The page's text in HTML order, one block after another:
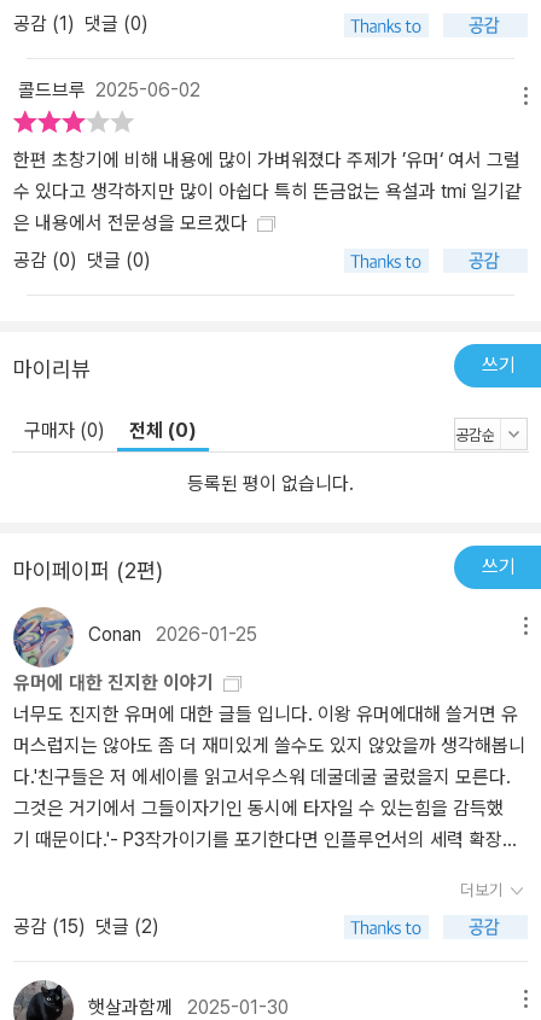
공감 (1) 댓글 (0)
콜드브루 2025-06-02
한편 초창기에 비해 내용에 많이 가벼워졌다 주제가 ’유머‘ 여서 그럴
수 있다고 생각하지만 많이 아쉽다 특히 뜬금없는 욕설과 tmi 일기같
은 내용에서 전문성을 모르겠다
공감 (0) 댓글 (0)
마이리뷰 쓰기
구매자 (0) 전체 (0)
등록된 평이 없습니다.
마이페이퍼 (2편) 쓰기
Conan 2026-01-25
유머에 대한 진지한 이야기
너무도 진지한 유머에 대한 글들 입니다. 이왕 유머에대해 쓸거면 유
머스럽지는 않아도 좀 더 재미있게 쓸수도 있지 않았을까 생각해봅니
다.'친구들은 저 에세이를 읽고서우스워 데굴데굴 굴렀을지 모른다.
그것은 거기에서 그들이자기인 동시에 타자일 수 있는힘을 감득했
기 때문이다.'- P3작가이기를 포기한다면 인플루언서의 세력 확장에
다. 그리고 질병의 정신적 고통은 그 사실을 깨닫는 것으로 시작된다.
- P75문제의 핵심은 언뜻 납득하기 쉬운 무언가에 기댄다는 비겁
함 그 자체다.- P135유머는 그의 권위를 해체하는 동시에 그를 친근
한호감의 대상으로 더 가까이 끌어왔다.- P147
더보기
공감 (15) 댓글 (2)
햇살과함께 2025-01-30